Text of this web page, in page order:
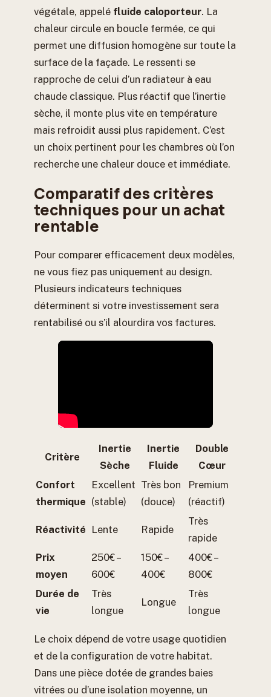
végétale, appelé fluide caloporteur. La
chaleur circule en boucle fermée, ce qui
permet une diffusion homogène sur toute la
surface de la façade. Le ressenti se
rapproche de celui d’un radiateur à eau
chaude classique. Plus réactif que l’inertie
sèche, il monte plus vite en température
mais refroidit aussi plus rapidement. C’est
un choix pertinent pour les chambres où l’on
recherche une chaleur douce et immédiate.
Comparatif des critères
techniques pour un achat
rentable
Pour comparer efficacement deux modèles,
ne vous fiez pas uniquement au design.
Plusieurs indicateurs techniques
déterminent si votre investissement sera
rentabilisé ou s’il alourdira vos factures.
Critère
Inertie
Sèche
Inertie
Fluide
Double
Cœur
Confort
thermique
Excellent
(stable)
Très bon
(douce)
Premium
(réactif)
Réactivité Lente Rapide
Très
rapide
Prix
moyen
250€ –
600€
150€ –
400€
400€ –
800€
Durée de
vie
Très
longue
Longue
Très
longue
Le choix dépend de votre usage quotidien
et de la configuration de votre habitat.
Dans une pièce dotée de grandes baies
vitrées ou d’une isolation moyenne, un